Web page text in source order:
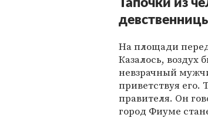
Тапочки из
На площади
Казалось, воздух
невзрачный
приветствуя его.
правителя. Он
город Фиуме